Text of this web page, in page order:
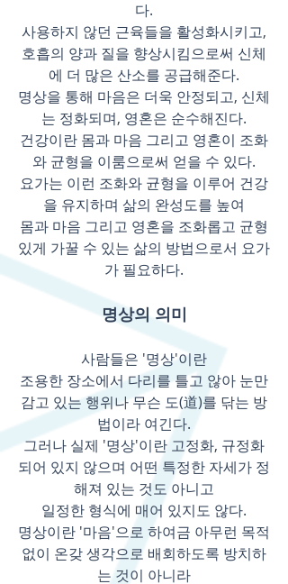
다.
사용하지 않던 근육들을 활성화시키고,
호흡의 양과 질을 향상시킴으로써 신체
에 더 많은 산소를 공급해준다.
명상을 통해 마음은 더욱 안정되고, 신체
는 정화되며, 영혼은 순수해진다.
건강이란 몸과 마음 그리고 영혼이 조화
와 균형을 이룸으로써 얻을 수 있다.
요가는 이런 조화와 균형을 이루어 건강
을 유지하며 삶의 완성도를 높여
몸과 마음 그리고 영혼을 조화롭고 균형
있게 가꿀 수 있는 삶의 방법으로서 요가
가 필요하다.
명상의 의미
사람들은 '명상'이란
조용한 장소에서 다리를 틀고 않아 눈만
감고 있는 행위나 무슨 도(道)를 닦는 방
법이라 여긴다.
그러나 실제 '명상'이란 고정화, 규정화
되어 있지 않으며 어떤 특정한 자세가 정
해져 있는 것도 아니고
일정한 형식에 매어 있지도 않다.
명상이란 '마음'으로 하여금 아무런 목적
없이 온갖 생각으로 배회하도록 방치하
는 것이 아니라